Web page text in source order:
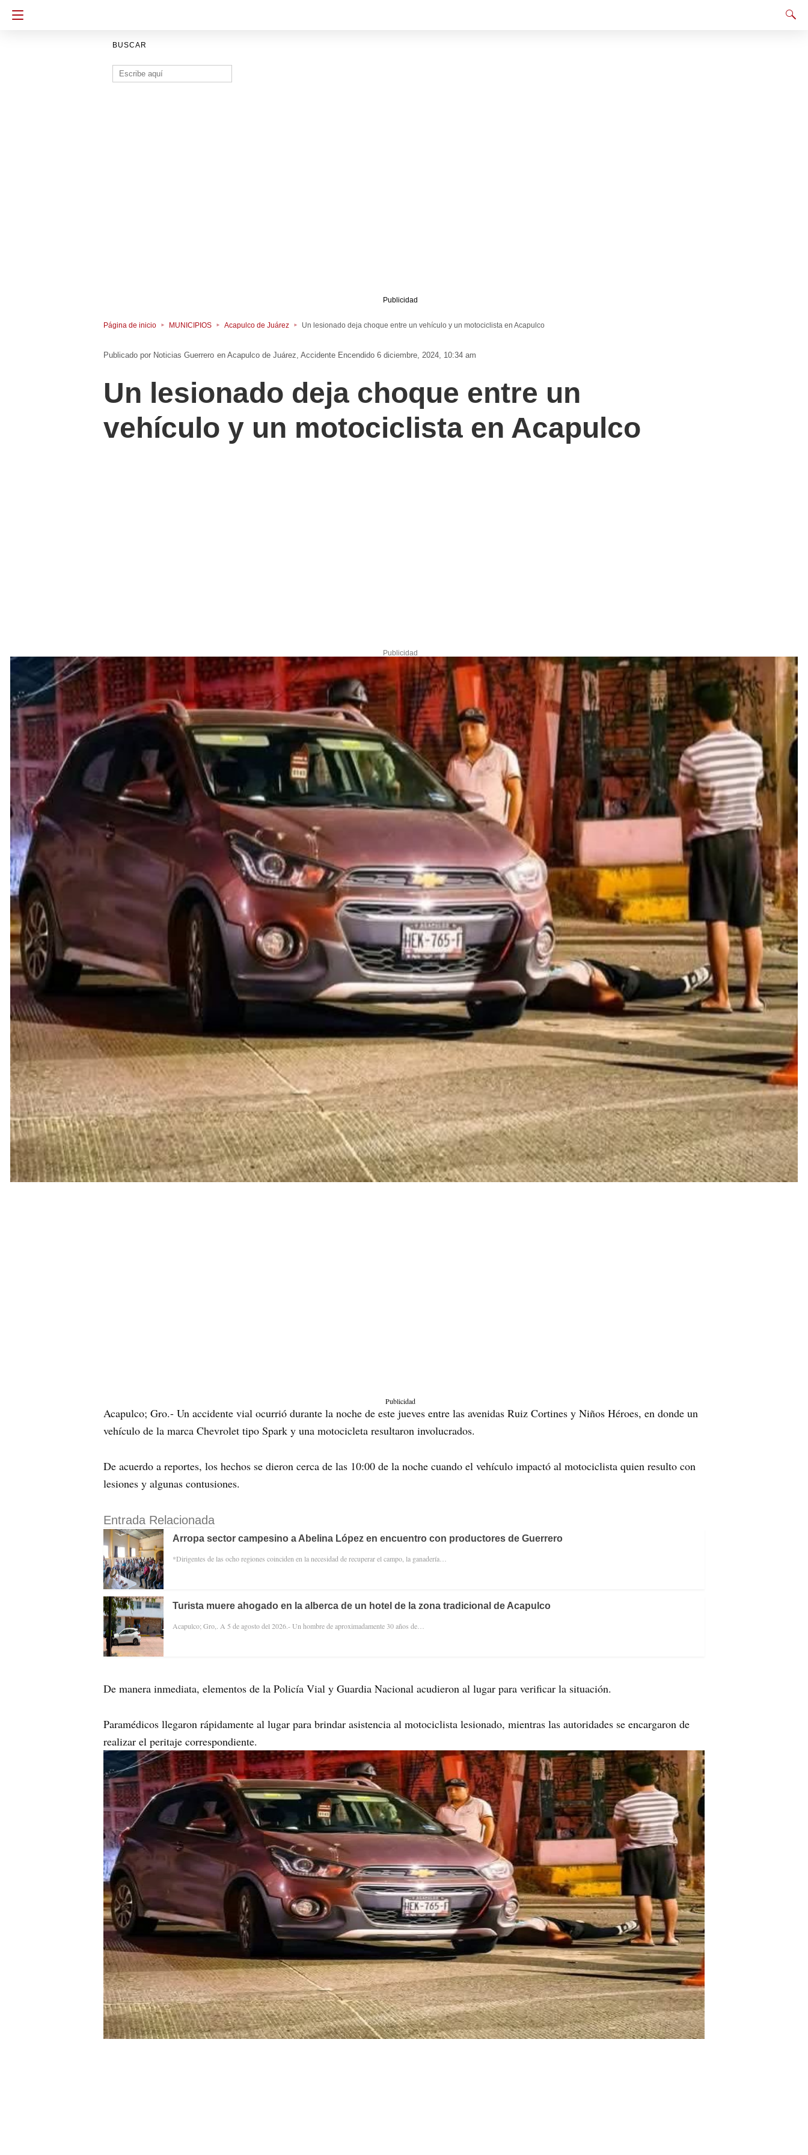
BUSCAR
Buscar:
Publicidad
Página de inicio MUNICIPIOS Acapulco de Juárez Un lesionado deja choque entre un vehículo y un motociclista en Acapulco
Noticias Guerrero en Acapulco de Juárez Accidente Encendido 6 diciembre, 2024, 10:34 am
Un lesionado deja choque entre un
vehículo y un motociclista en Acapulco
Publicidad
Publicidad
Acapulco; Gro.- Un accidente vial ocurrió durante la noche de este jueves entre las avenidas Ruiz Cortines y Niños Héroes, en donde un
vehículo de la marca Chevrolet tipo Spark y una motocicleta resultaron involucrados.
De acuerdo a reportes, los hechos se dieron cerca de las 10:00 de la noche cuando el vehículo impactó al motociclista quien resulto con
lesiones y algunas contusiones.
Entrada Relacionada
Arropa sector campesino a Abelina López en encuentro con productores de Guerrero
*Dirigentes de las ocho regiones coinciden en la necesidad de recuperar el campo, la ganadería…
Turista muere ahogado en la alberca de un hotel de la zona tradicional de Acapulco
Acapulco; Gro,. A 5 de agosto del 2026.- Un hombre de aproximadamente 30 años de…
De manera inmediata, elementos de la Policía Vial y Guardia Nacional acudieron al lugar para verificar la situación.
Paramédicos llegaron rápidamente al lugar para brindar asistencia al motociclista lesionado, mientras las autoridades se encargaron de
realizar el peritaje correspondiente.